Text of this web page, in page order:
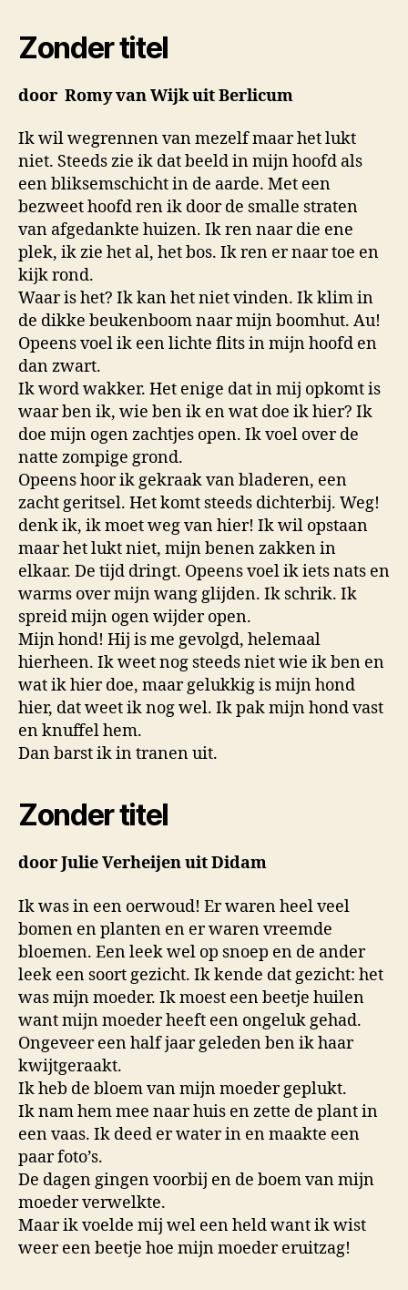
Zonder titel
door Romy van Wijk uit Berlicum
Ik wil wegrennen van mezelf maar het lukt
niet. Steeds zie ik dat beeld in mijn hoofd als
een bliksemschicht in de aarde. Met een
bezweet hoofd ren ik door de smalle straten
van afgedankte huizen. Ik ren naar die ene
plek, ik zie het al, het bos. Ik ren er naar toe en
kijk rond.
Waar is het? Ik kan het niet vinden. Ik klim in
de dikke beukenboom naar mijn boomhut. Au!
Opeens voel ik een lichte flits in mijn hoofd en
dan zwart.
Ik word wakker. Het enige dat in mij opkomt is
waar ben ik, wie ben ik en wat doe ik hier? Ik
doe mijn ogen zachtjes open. Ik voel over de
natte zompige grond.
Opeens hoor ik gekraak van bladeren, een
zacht geritsel. Het komt steeds dichterbij. Weg!
denk ik, ik moet weg van hier! Ik wil opstaan
maar het lukt niet, mijn benen zakken in
elkaar. De tijd dringt. Opeens voel ik iets nats en
warms over mijn wang glijden. Ik schrik. Ik
spreid mijn ogen wijder open.
Mijn hond! Hij is me gevolgd, helemaal
hierheen. Ik weet nog steeds niet wie ik ben en
wat ik hier doe, maar gelukkig is mijn hond
hier, dat weet ik nog wel. Ik pak mijn hond vast
en knuffel hem.
Dan barst ik in tranen uit.
Zonder titel
door Julie Verheijen uit Didam
Ik was in een oerwoud! Er waren heel veel
bomen en planten en er waren vreemde
bloemen. Een leek wel op snoep en de ander
leek een soort gezicht. Ik kende dat gezicht: het
was mijn moeder. Ik moest een beetje huilen
want mijn moeder heeft een ongeluk gehad.
Ongeveer een half jaar geleden ben ik haar
kwijtgeraakt.
Ik heb de bloem van mijn moeder geplukt.
Ik nam hem mee naar huis en zette de plant in
een vaas. Ik deed er water in en maakte een
paar foto’s.
De dagen gingen voorbij en de boem van mijn
moeder verwelkte.
Maar ik voelde mij wel een held want ik wist
weer een beetje hoe mijn moeder eruitzag!